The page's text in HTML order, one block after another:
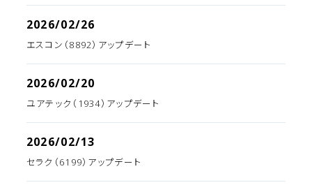
2026/02/26
エスコン（8892）アップデート
2026/02/20
ユアテック（1934）アップデート
2026/02/13
セラク（6199）アップデート